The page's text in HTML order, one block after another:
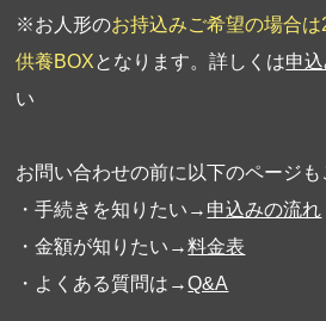
※お人形のお持込みご希望の場合
供養BOXとなります。詳しくは申
い
お問い合わせの前に以下のページも
・手続きを知りたい→ 申込みの流れ
・金額が知りたい→料金表
・よくある質問は→Q&A